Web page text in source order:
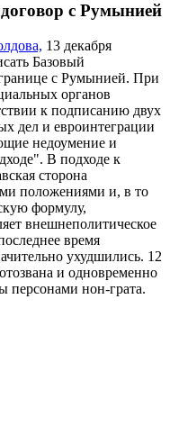
с Румынией
13 декабря
Базовый
с Румынией. При
органов
к подписанию двух
дел и евроинтеграции
недоумение и
В подходе к
сторона
положениями и, в то
формулу,
внешнеполитическое
время
ухудшились. 12
и одновременно
персонами нон-грата.